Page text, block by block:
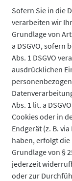
Sofern Sie in die
verarbeiten wir
Grundlage von
a DSGVO, sofern
Abs. 1 DSGVO
ausdrücklichen
Abs. 1 lit. a
Cookies oder in
Endgerät (z. B.
haben, erfolgt
Grundlage von §
jederzeit
oder zur